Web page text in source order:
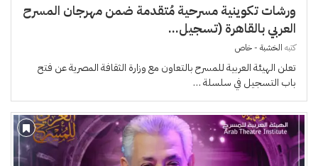
ورشات تكوينية مسرحية مُتقدمة ضمن مهرجان المسرح
العربي بالقاهرة (تسجيل...
كتبه الخشبة - خاص
تعلن الهيئة العربية للمسرح بالتعاون مع وزارة الثقافة المصرية عن فتح
باب التسجيل في سلسلة …